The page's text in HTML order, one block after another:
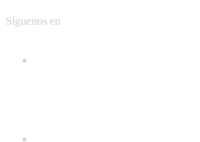
Síguenos en